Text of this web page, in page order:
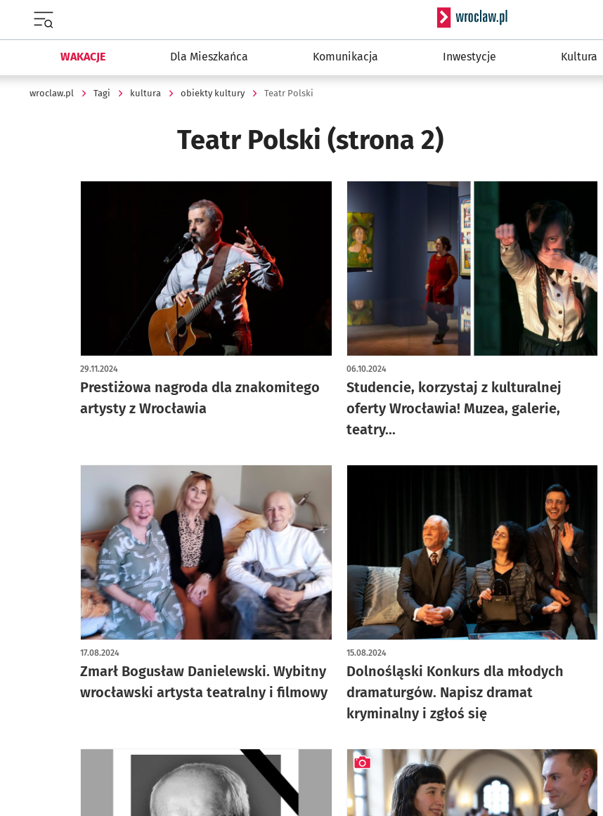
Serwis
WAKACJE Dla Mieszkańca Komunikacja Inwestycje Kultura
wroclaw.pl Tagi kultura obiekty kultury Teatr Polski
Teatr Polski (strona 2)
Prestiżowa nagroda dla znakomitego
artysty z Wrocławia
29.11.2024
Studencie, korzystaj z kulturalnej
oferty Wrocławia! Muzea, galerie,
teatry...
06.10.2024
Zmarł Bogusław Danielewski. Wybitny
wrocławski artysta teatralny i filmowy
17.08.2024
Dolnośląski Konkurs dla młodych
dramaturgów. Napisz dramat
kryminalny i zgłoś się
15.08.2024